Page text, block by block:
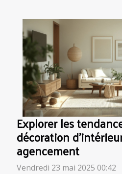
Explorer les
décoration
agencement
Vendredi 23 mai 2025 00:42